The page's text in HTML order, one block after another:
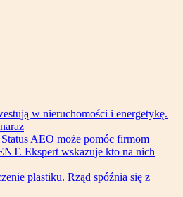
w nieruchomości i energetykę.
AEO może pomóc firmom
Ekspert wskazuje kto na nich
plastiku. Rząd spóźnia się z